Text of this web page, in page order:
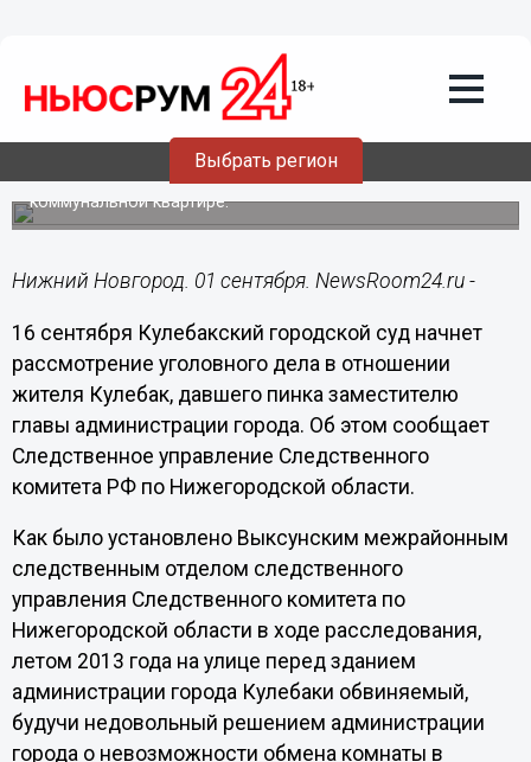
Выбрать регион
отношении жителя Кулебак, давшего
пинка замглавы администрации,
начнется 16 сентября
Обвиняемый был недоволен решением администрации
города о невозможности обмена комнаты в
коммунальной квартире.
Нижний Новгород. 01 сентября. NewsRoom24.ru -
16 сентября Кулебакский городской суд начнет
рассмотрение уголовного дела в отношении
жителя Кулебак, давшего пинка заместителю
главы администрации города. Об этом сообщает
Следственное управление Следственного
комитета РФ по Нижегородской области.
Как было установлено Выксунским межрайонным
следственным отделом следственного
управления Следственного комитета по
Нижегородской области в ходе расследования,
летом 2013 года на улице перед зданием
администрации города Кулебаки обвиняемый,
будучи недовольный решением администрации
города о невозможности обмена комнаты в